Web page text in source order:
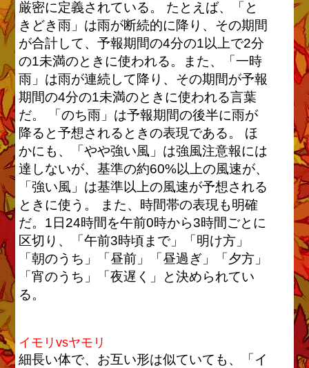
厳密に定義されている。 たとえば、「と
きどき雨」は雨が断続的に降り、その期間
が合計して、予報期間の4分の1以上で2分
の1未満のときに使われる。また、「一時
雨」は雨が連続して降り、その期間が予報
期間の4分の1未満のときに使われる言葉
だ。 「のち雨」は予報期間の後半に雨が
降ると予想されるときの表現である。 ほ
かにも、「やや強い風」は強風注意報には
達しないが、基準の約60%以上の風速が、
「強い風」は基準以上の風速が予想される
ときに使う。 また、時間帯の表現も明確
だ。1日24時間を午前0時から3時間ごとに
区切り、「午前3時頃まで」「明け方」
「朝のうち」「昼前」「昼過ぎ」「夕方」
「宵のうち」「夜遅く」と決められてい
る。
イモリvsヤモリ
細長い体で、お互い形は似ていても、「イ